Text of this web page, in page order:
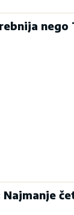
nego
Najmanje